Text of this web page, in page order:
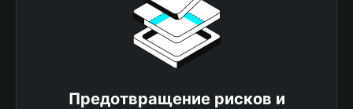
Предотвращение рисков и